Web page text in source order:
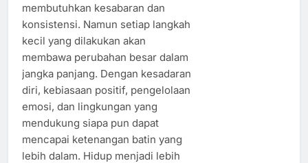
membutuhkan kesabaran dan
konsistensi. Namun setiap langkah
kecil yang dilakukan akan
membawa perubahan besar dalam
jangka panjang. Dengan kesadaran
diri, kebiasaan positif, pengelolaan
emosi, dan lingkungan yang
mendukung siapa pun dapat
mencapai ketenangan batin yang
lebih dalam. Hidup menjadi lebih